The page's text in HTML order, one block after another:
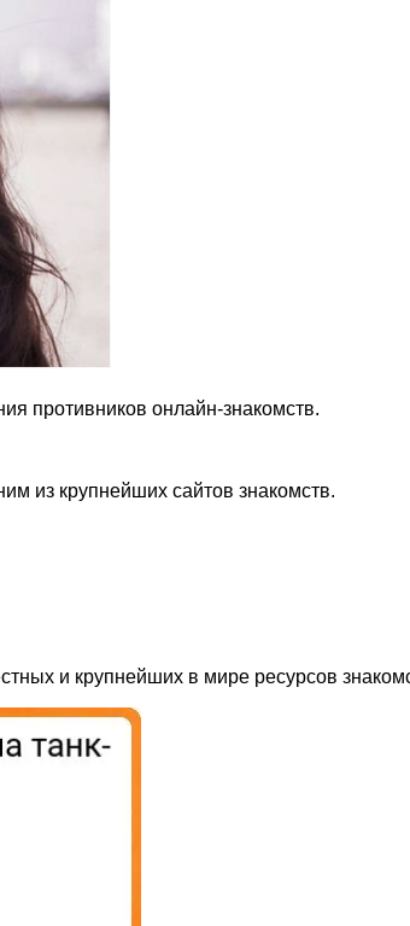
противников онлайн-знакомств.
из крупнейших сайтов знакомств.
и крупнейших в мире ресурсов